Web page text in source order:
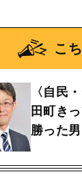
こ
〈自民
田町き
勝った